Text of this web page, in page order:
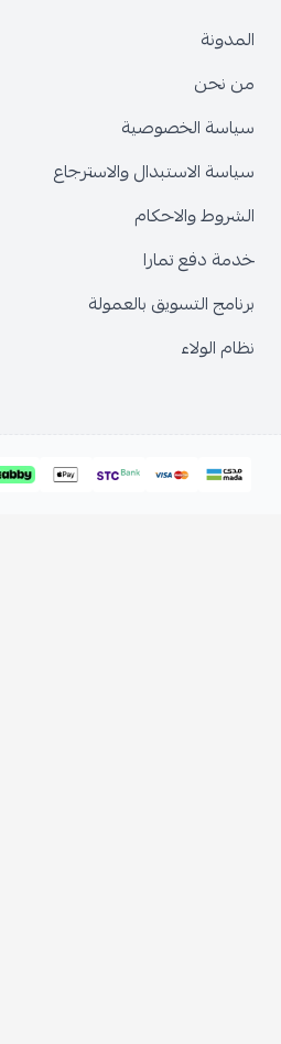
المدونة
من نحن
سياسة الخصوصية
سياسة الاستبدال والاسترجاع
الشروط والاحكام
خدمة دفع تمارا
برنامج التسويق بالعمولة
نظام الولاء